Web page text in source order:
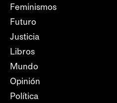
Feminismos
Futuro
Justicia
Libros
Mundo
Opinión
Política